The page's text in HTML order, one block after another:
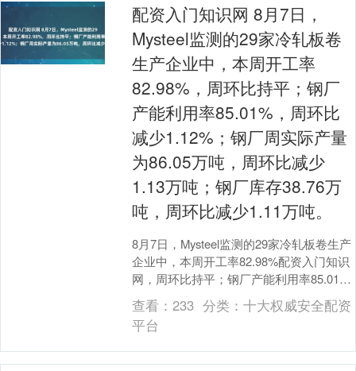
配资入门知识网 8月7日，
Mysteel监测的29家冷轧板卷
生产企业中，本周开工率
82.98%，周环比持平；钢厂
产能利用率85.01%，周环比
减少1.12%；钢厂周实际产量
为86.05万吨，周环比减少
1.13万吨；钢厂库存38.76万
吨，周环比减少1.11万吨。
8月7日，Mysteel监测的29家冷轧板卷生产
企业中，本周开工率82.98%配资入门知识
网，周环比持平；钢厂产能利用率85.01%
配资入门知识网，周环比减少1....
查看：233 分类： 十大权威安全配资
平台